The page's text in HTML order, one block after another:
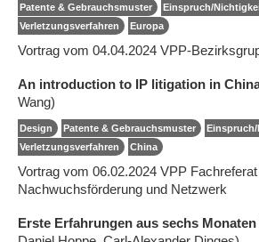
Patente & Gebrauchsmuster
Einspruch/
Verletzungsverfahren
Europa
Vortrag vom 04.04.2024 VPP-
An introduction to IP litigation in
Wang)
Design Patente & Gebrauchsmuster
Verletzungsverfahren
China
Vortrag vom 06.02.2024 VPP Fachreferat
Nachwuchsförderung und Netzwerk
Erste Erfahrungen aus sechs Monaten